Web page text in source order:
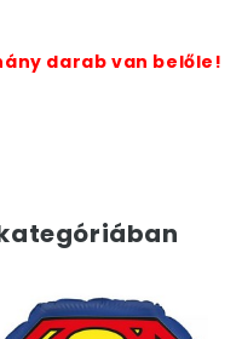
darab van belőle!